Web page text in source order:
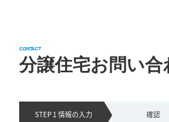
分譲住宅お問い合
CONTACT
STEP 1 情報の入力 確認